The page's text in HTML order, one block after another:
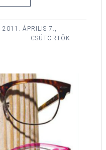
2011. ÁPRILIS 7.,
CSÜTÖRTÖK